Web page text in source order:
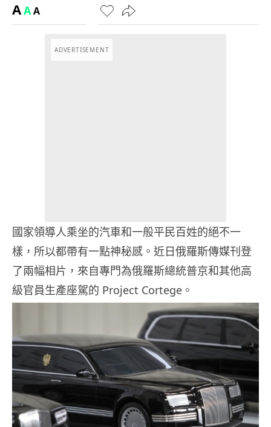
AAA
ADVERTISEMENT
國家領導人乘坐的汽車和一般平民百姓的絕不一
樣，所以都帶有一點神秘感。近日俄羅斯傳媒刊登
了兩幅相片，來自專門為俄羅斯總統普京和其他高
級官員生產座駕的 Project Cortege。